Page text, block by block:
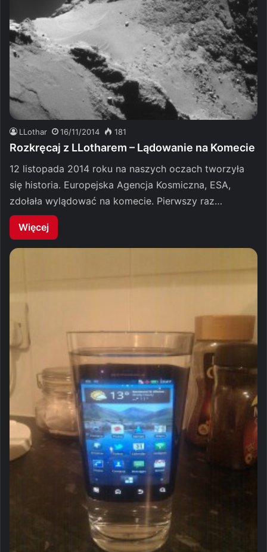
LLothar 16/11/2014 181
Rozkręcaj z LLotharem – Lądowanie na Komecie
12 listopada 2014 roku na naszych oczach tworzyła
się historia. Europejska Agencja Kosmiczna, ESA,
zdołała wylądować na komecie. Pierwszy raz…
Więcej